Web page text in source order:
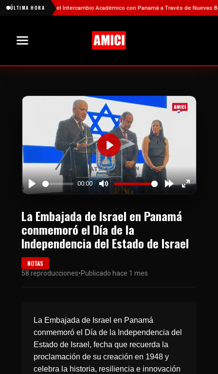
ÚLTIMA HORA
China Fortalece el Intercambio Académico con Panamá a Través de Nuevas Becas
Play
00:00
Mute
Forward
Enter
Play
La Embajada de Israel en Panamá
conmemoró el Día de la
Independencia del Estado de Israel
NOTAS
58 reproducciones•Publicado hace 1 mes
La Embajada de Israel en Panamá
conmemoró el Día de la Independencia del
Estado de Israel, fecha que recuerda la
proclamación de su creación en 1948 y
celebra la historia, resiliencia e innovación